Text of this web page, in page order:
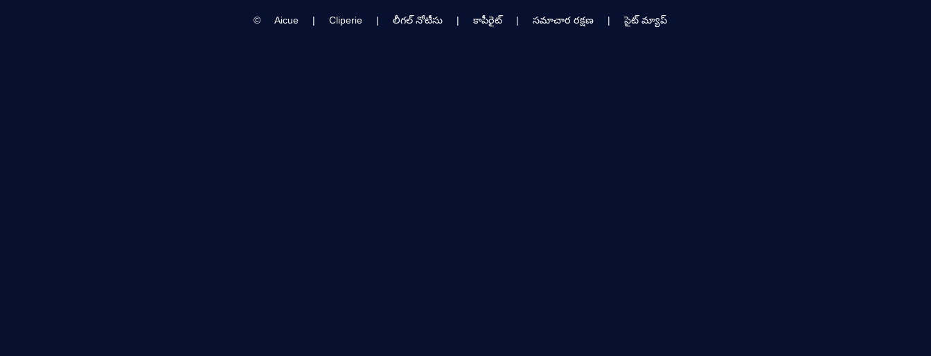
© Aicue | Cliperie | లీగల్ నోటీసు | కాపీరైట్ | సమాచార రక్షణ | సైట్ మ్యాప్